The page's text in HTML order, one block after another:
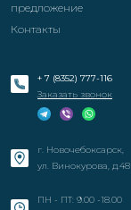
предложение
Контакты
+ 7 (8352) 777-116
Заказать звонок
г. Новочебоксарск,
ул. Винокурова, д.48
ПН - ПТ: 9.00 -18.00